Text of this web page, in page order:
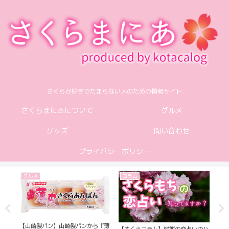
さくらが好きでたまらない人のための情報サイト
さくらまにあについて グルメ
グッズ 問い合わせ
プライバシーポリシー
グルメ
【山崎製パン】山崎製パンから『薄
コラム